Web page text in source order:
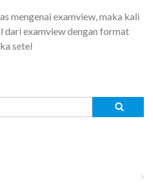
mengenai examview, maka kali
dari examview dengan format
setel